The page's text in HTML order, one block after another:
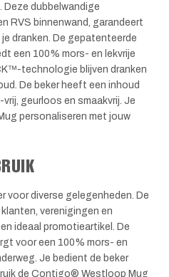
dubbelwandige
RVS binnenwand, garandeert
dranken. De gepatenteerde
een 100% mors- en lekvrije
technologie blijven dranken
De beker heeft een inhoud
geurloos en smaakvrij. Je
personaliseren met jouw
voor diverse gelegenheden. De
verenigingen en
ideaal promotieartikel. De
voor een 100% mors- en
Je bedient de beker
de Contigo® Westloop Mug